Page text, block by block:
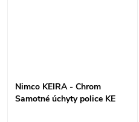
Nimco KEIRA - Chrom
Samotné úchyty police KE